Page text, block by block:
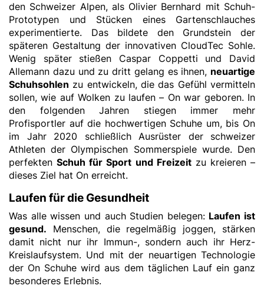
den Schweizer Alpen, als Olivier Bernhard mit Schuh-
Prototypen und Stücken eines Gartenschlauches
experimentierte. Das bildete den Grundstein der
späteren Gestaltung der innovativen CloudTec Sohle.
Wenig später stießen Caspar Coppetti und David
Allemann dazu und zu dritt gelang es ihnen, neuartige
Schuhsohlen zu entwickeln, die das Gefühl vermitteln
sollen, wie auf Wolken zu laufen – On war geboren. In
den folgenden Jahren stiegen immer mehr
Profisportler auf die hochwertigen Schuhe um, bis On
im Jahr 2020 schließlich Ausrüster der schweizer
Athleten der Olympischen Sommerspiele wurde. Den
perfektenSchuh für Sport und Freizeitzu kreieren –
dieses Ziel hat On erreicht.
Laufen für die Gesundheit
Was alle wissen und auch Studien belegen: Laufen ist
gesund. Menschen, die regelmäßig joggen, stärken
damit nicht nur ihr Immun-, sondern auch ihr Herz-
Kreislaufsystem. Und mit der neuartigen Technologie
der On Schuhe wird aus dem täglichen Lauf ein ganz
besonderes Erlebnis.